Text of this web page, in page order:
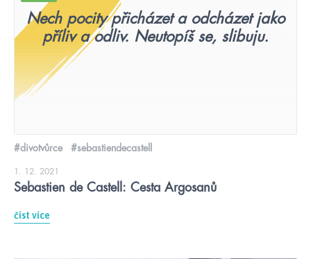
Nech pocity přicházet a odcházet jako
příliv a odliv. Neutopíš se, slibuju.
#divotvůrce #sebastiendecastell
1. 12. 2021
Sebastien de Castell: Cesta Argosanů
číst více